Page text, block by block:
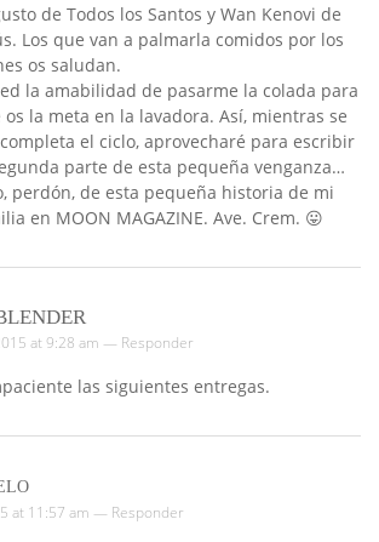
de Todos los Santos y Wan Kenovi de
Los que van a palmarla comidos por los
os saludan.
la amabilidad de pasarme la colada para
os la meta en la lavadora. Así, mientras se
el ciclo, aprovecharé para escribir
parte de esta pequeña venganza…
perdón, de esta pequeña historia de mi
en MOON MAGAZINE. Ave. Crem. 😛
at 9:28 am — Responder
las siguientes entregas.
at 11:57 am — Responder